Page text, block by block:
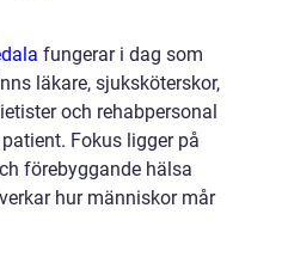
fungerar i dag som
läkare, sjuksköterskor,
och rehabpersonal
Fokus ligger på
förebyggande hälsa
hur människor mår